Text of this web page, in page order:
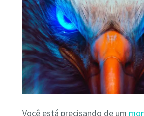
Você está precisando de um